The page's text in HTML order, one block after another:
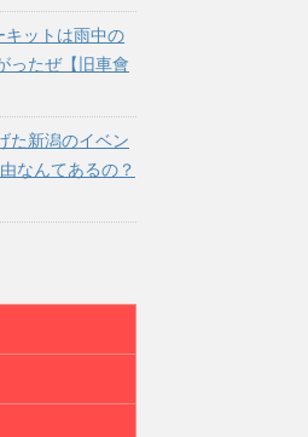
キットは雨中の
ったぜ【旧車會
た新潟のイベン
なんてあるの？